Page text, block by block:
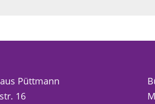
Püttmann
16